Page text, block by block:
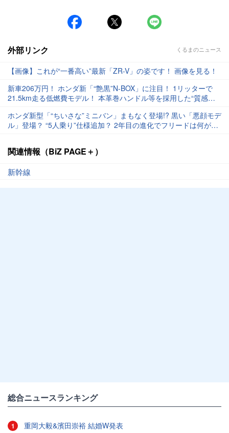
外部リンク くるまのニュース
【画像】これが“一番高い”最新「ZR-V」の姿です！ 画像を見る！
新車206万円！ ホンダ新「“艶黒”N-BOX」に注目！ 1リッターで
21.5km走る低燃費モデル！ 本革巻ハンドル等を採用した“質感高
ホンダ新型「“ちいさな”ミニバン」まもなく登場!? 黒い「悪顔モデ
ル」登場？ “5人乗り”仕様追加？ 2年目の進化でフリードは何が変
関連情報（BiZ PAGE＋）
新幹線
総合ニュースランキング
1 重岡大毅&濱田崇裕 結婚W発表